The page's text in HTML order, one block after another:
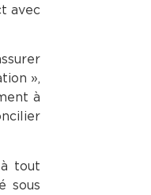
avec
»,
à
tout
sous